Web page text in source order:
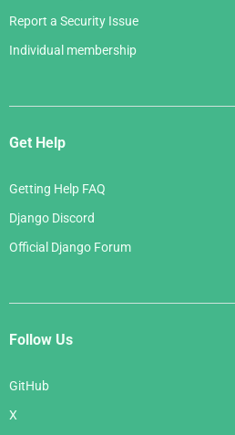
Report a Security Issue
Individual membership
Get Help
Getting Help FAQ
Django Discord
Official Django Forum
Follow Us
GitHub
X